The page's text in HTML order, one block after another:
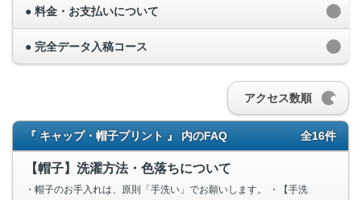
● 料金・お支払いについて
● 完全データ入稿コース
アクセス数順
『 キャップ・帽子プリント 』 内のFAQ 全16件
【帽子】洗濯方法・色落ちについて
・帽子のお手入れは、原則「手洗い」でお願いします。 ・【手洗